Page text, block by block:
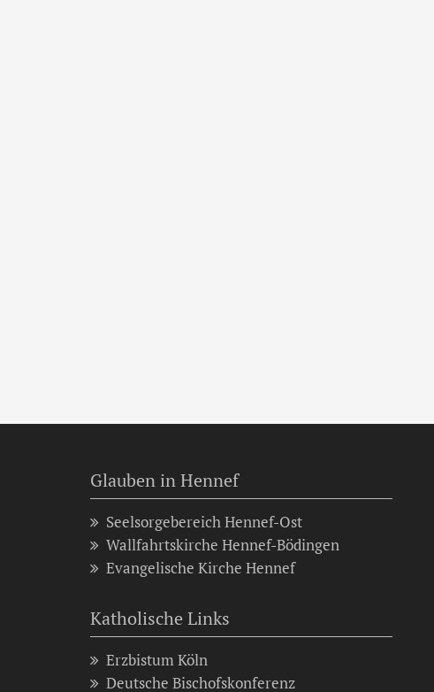
Glauben in Hennef
Seelsorgebereich Hennef-Ost
Wallfahrtskirche Hennef-Bödingen
Evangelische Kirche Hennef
Katholische Links
Erzbistum Köln
Deutsche Bischofskonferenz